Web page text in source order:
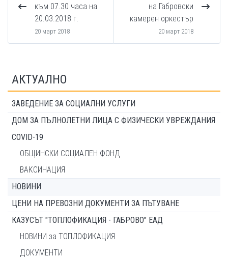
към 07.30 часа на
20.03.2018 г.
20 март 2018
на Габровски
камерен оркестър
20 март 2018
АКТУАЛНО
ЗАВЕДЕНИЕ ЗА СОЦИАЛНИ УСЛУГИ
ДОМ ЗА ПЪЛНОЛЕТНИ ЛИЦА С ФИЗИЧЕСКИ УВРЕЖДАНИЯ
COVID-19
ОБЩИНСКИ СОЦИАЛЕН ФОНД
ВАКСИНАЦИЯ
НОВИНИ
ЦЕНИ НА ПРЕВОЗНИ ДОКУМЕНТИ ЗА ПЪТУВАНЕ
КАЗУСЪТ "ТОПЛОФИКАЦИЯ - ГАБРОВО" ЕАД
НОВИНИ за ТОПЛОФИКАЦИЯ
ДОКУМЕНТИ